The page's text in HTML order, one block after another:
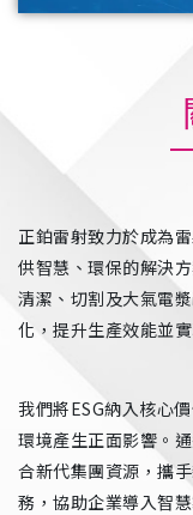
正鉑雷射致力於成為
供智慧、環保的解決
清潔、切割及大氣電
化，提升生產效能並
我們將ESG納入核心
環境產生正面影響。
合新代集團資源，攜
務，協助企業導入智